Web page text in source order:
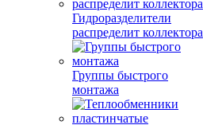
Гидроразделители
распределит коллектора
Группы быстрого
монтажа